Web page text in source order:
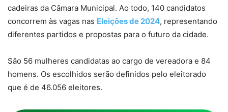
cadeiras da Câmara Municipal. Ao todo, 140 candidatos
concorrem às vagas nas Eleições de 2024, representando
diferentes partidos e propostas para o futuro da cidade.
São 56 mulheres candidatas ao cargo de vereadora e 84
homens. Os escolhidos serão definidos pelo eleitorado
que é de 46.056 eleitores.